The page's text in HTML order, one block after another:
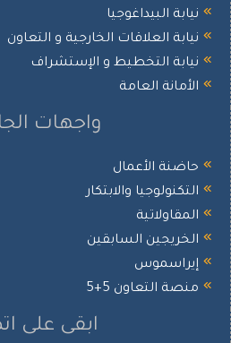
البيداغوجيا
العلاقات الخارجية و التعاون
التخطيط و الإستشراف
العامة
واجهات الجامعة
الأعمال
والابتكار
السابقين
التعاون 5+5
ابقى على اتصال